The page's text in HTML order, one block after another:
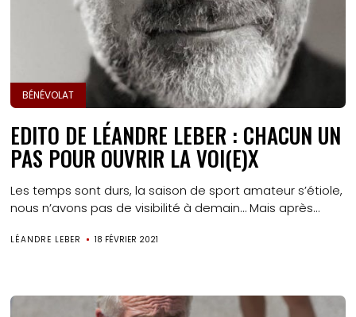
BÉNÉVOLAT
EDITO DE LÉANDRE LEBER : CHACUN UN
PAS POUR OUVRIR LA VOI(E)X
Les temps sont durs, la saison de sport amateur s’étiole,
nous n’avons pas de visibilité à demain… Mais après...
LÉANDRE LEBER 18 FÉVRIER 2021